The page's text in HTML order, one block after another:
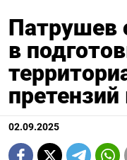
Патрушев
в
02.09.2025